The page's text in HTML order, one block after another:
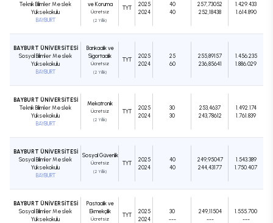
Teknik Bilimler Meslek
Yüksekokulu
BAYBURT
ve Koruma
Ücretsiz
(2 Yıllık)
TYT
2025
2024
40
40
257,73052
252,18438
1.429.433
1.614.890
BAYBURT ÜNİVERSİTESİ
Sosyal Bilimler Meslek
Yüksekokulu
BAYBURT
Bankacılık ve
Sigortacılık
Ücretsiz
(2 Yıllık)
TYT
2025
2024
25
60
255,89157
236,85641
1.456.235
1.886.029
BAYBURT ÜNİVERSİTESİ
Teknik Bilimler Meslek
Yüksekokulu
BAYBURT
Mekatronik
Ücretsiz
(2 Yıllık)
TYT
2025
2024
30
30
253,4637
243,78612
1.492.174
1.761.839
BAYBURT ÜNİVERSİTESİ
Sosyal Bilimler Meslek
Yüksekokulu
BAYBURT
Sosyal Güvenlik
Ücretsiz
(2 Yıllık)
TYT
2025
2024
40
40
249,95047
244,43177
1.543.389
1.750.407
BAYBURT ÜNİVERSİTESİ
Sosyal Bilimler Meslek
Yüksekokulu
Pastacılık ve
Ekmekçilik
Ücretsiz
TYT
2025
2024
30
---
249,11504
---
1.555.700
---